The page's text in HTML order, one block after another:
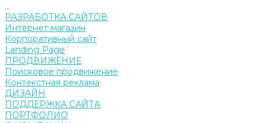
...
РАЗРАБОТКА САЙТОВ
Интернет-магазин
Корпоративный сайт
Landing Page
ПРОДВИЖЕНИЕ
Поисковое продвижение
Контекстная реклама
ДИЗАЙН
ПОДДЕРЖКА САЙТА
ПОРТФОЛИО